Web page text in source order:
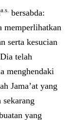
a.s. bersabda:
memperlihatkan
serta kesucian
telah
menghendaki
Jama’at yang
yang